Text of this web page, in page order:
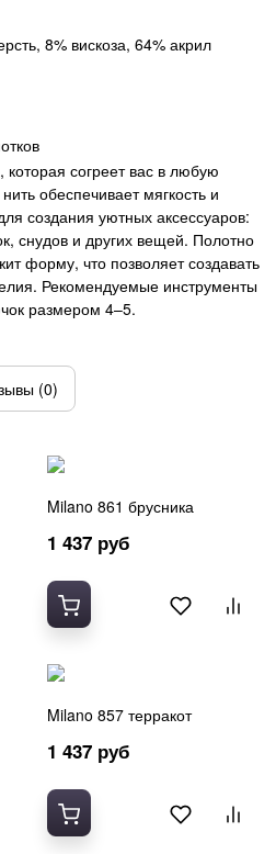
8% вискоза, 64% акрил
согреет вас в любую
обеспечивает мягкость и
создания уютных аксессуаров:
снудов и других вещей. Полотно
форму, что позволяет создавать
Рекомендуемые инструменты
размером 4–5.
(0)
Milano 861 брусника
1 437 руб
Milano 857 терракот
1 437 руб